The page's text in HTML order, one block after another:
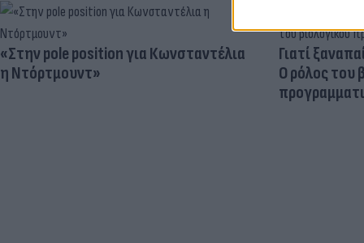
«Στην pole position για Κωνσταντέλια
η Ντόρτμουντ»
Γιατί
Ο ρόλος του